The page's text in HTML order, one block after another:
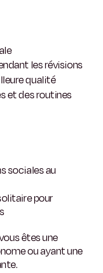
les révisions
qualité
et des routines
sociales au
pour
êtes une
ou ayant une